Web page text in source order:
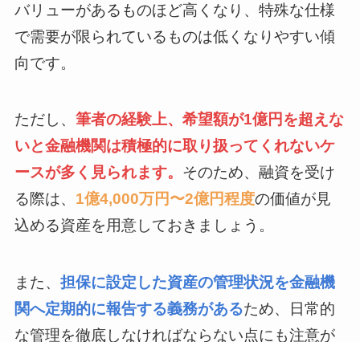
バリューがあるものほど高くなり、特殊な仕様
で需要が限られているものは低くなりやすい傾
向です。
ただし、 筆者の経験上、希望額が1億円を超えな
いと金融機関は積極的に取り扱ってくれないケ
ースが多く見られます。 そのため、融資を受け
る際は、 1億4,000万円〜2億円程度の価値が見
込める資産を用意しておきましょう。
また、 担保に設定した資産の管理状況を金融機
関へ定期的に報告する義務があるため、日常的
な管理を徹底しなければならない点にも注意が